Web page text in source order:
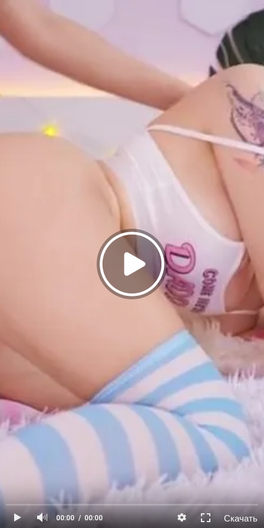
00:00 00:00 Скачать